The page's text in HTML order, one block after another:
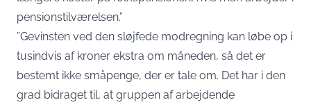
pensionstilværelsen.”
”Gevinsten ved den sløjfede modregning kan løbe op i
tusindvis af kroner ekstra om måneden, så det er
bestemt ikke småpenge, der er tale om. Det har i den
grad bidraget til, at gruppen af arbejdende